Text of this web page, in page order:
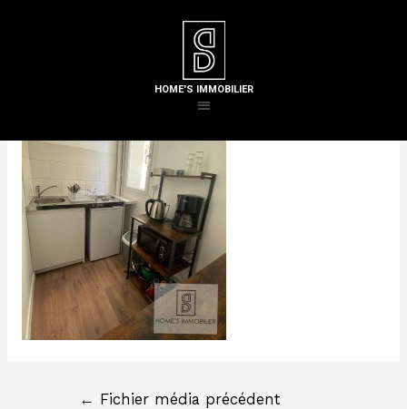
HOME'S IMMOBILIER
/ Par
← Fichier média précédent